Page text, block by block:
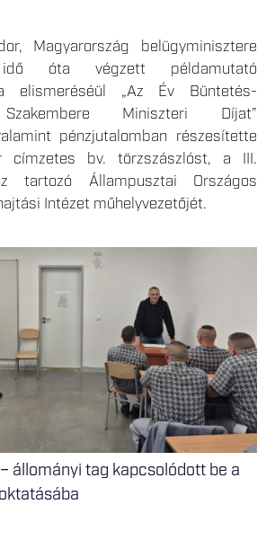
Magyarország belügyminisztere
idő óta végzett példamutató
elismeréséül „Az Év Büntetés-
Miniszteri Díjat”
pénzjutalomban részesítette
címzetes bv. törzszászlóst, a III.
tartozó Állampusztai Országos
Intézet műhelyvezetőjét.
állományi tag kapcsolódott be a